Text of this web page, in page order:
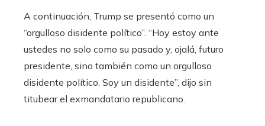
A continuación, Trump se presentó como un
“orgulloso disidente político”. “Hoy estoy ante
ustedes no solo como su pasado y, ojalá, futuro
presidente, sino también como un orgulloso
disidente político. Soy un disidente”, dijo sin
titubear el exmandatario republicano.